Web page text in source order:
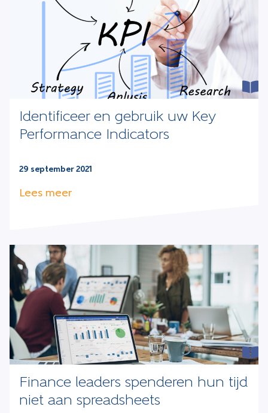
Identificeer en gebruik uw Key
Performance Indicators
29 september 2021
Lees meer
Finance leaders spenderen hun tijd
niet aan spreadsheets